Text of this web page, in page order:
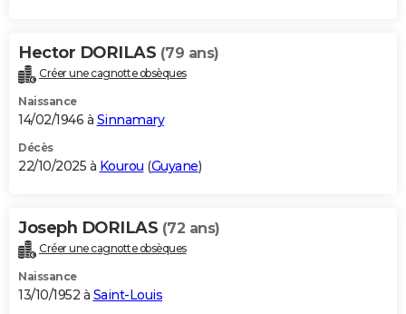
Bricolage
Lifestyle
Culture
Sport
Auto
Television
Voyage
Cinema
Hector DORILAS (79 ans)
Créer une cagnotte obsèques
Naissance
14/02/1946 à Sinnamary
Décès
22/10/2025 à Kourou (Guyane)
Joseph DORILAS (72 ans)
Créer une cagnotte obsèques
Naissance
13/10/1952 à Saint-Louis